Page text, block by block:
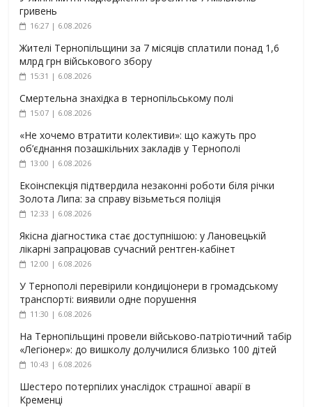
гривень
16:27 | 6.08.2026
Жителі Тернопільщини за 7 місяців сплатили понад 1,6
млрд грн військового збору
15:31 | 6.08.2026
Смертельна знахідка в тернопільському полі
15:07 | 6.08.2026
«Не хочемо втратити колективи»: що кажуть про
об’єднання позашкільних закладів у Тернополі
13:00 | 6.08.2026
Екоінспекція підтвердила незаконні роботи біля річки
Золота Липа: за справу візьметься поліція
12:33 | 6.08.2026
Якісна діагностика стає доступнішою: у Лановецькій
лікарні запрацював сучасний рентген-кабінет
12:00 | 6.08.2026
У Тернополі перевірили кондиціонери в громадському
транспорті: виявили одне порушення
11:30 | 6.08.2026
На Тернопільщині провели військово-патріотичний табір
«Легіонер»: до вишколу долучилися близько 100 дітей
10:43 | 6.08.2026
Шестеро потерпілих унаслідок страшної аварії в
Кременці